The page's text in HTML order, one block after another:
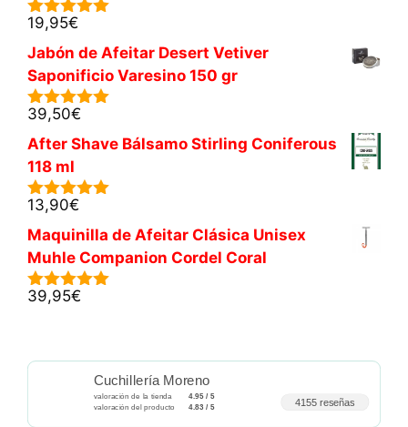
5.00de 5
19,95€
Jabón de Afeitar Desert Vetiver
Saponificio Varesino 150 gr
5.00de 5
39,50€
After Shave Bálsamo Stirling Coniferous
118 ml
5.00de 5
13,90€
Maquinilla de Afeitar Clásica Unisex
Muhle Companion Cordel Coral
5.00de 5
39,95€
Cuchillería Moreno
valoración de la tienda
4.95 / 5
valoración del producto
4.83 / 5 4155 reseñas